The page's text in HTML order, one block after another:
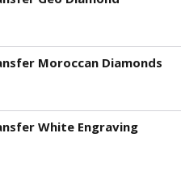
Moroccan Diamonds
White Engraving